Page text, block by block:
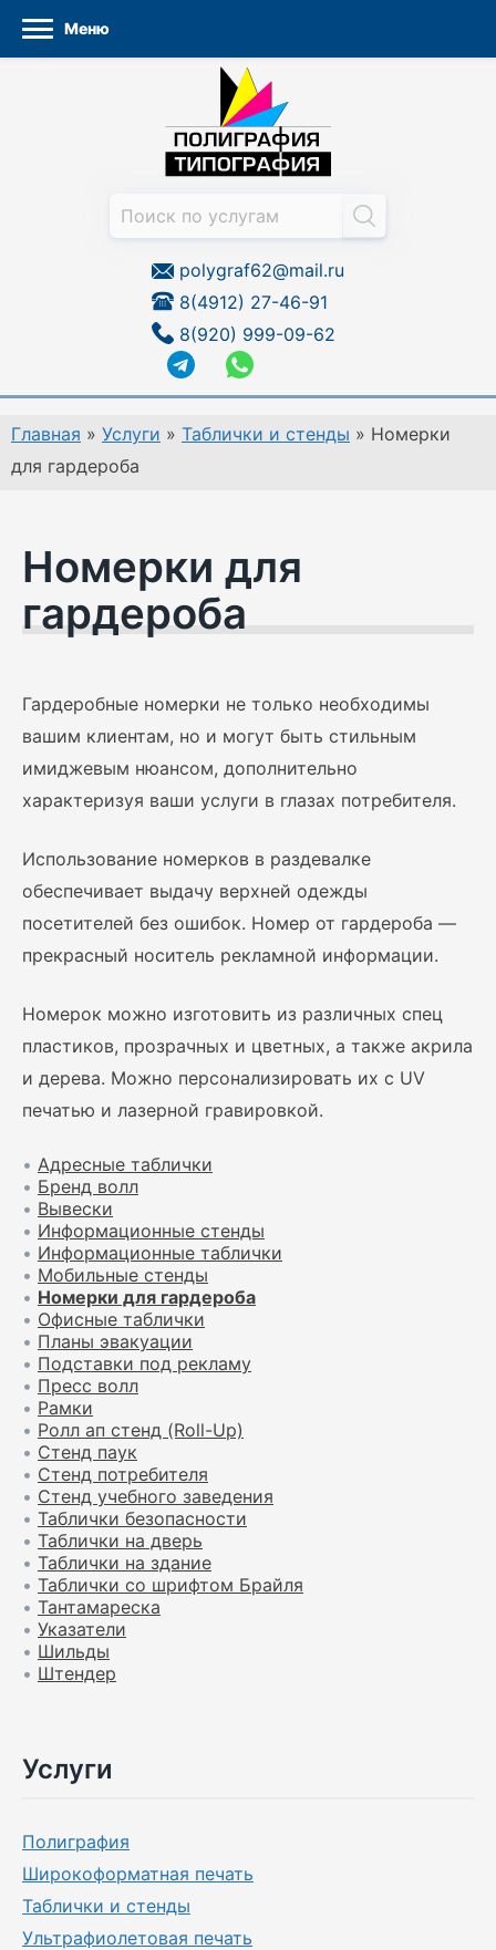
polygraf62@mail.ru
8(4912) 27-46-91
8(920) 999-09-62
Меню
Главная » Услуги » Таблички и стенды » Номерки
для гардероба
Номерки для
гардероба
Гардеробные номерки не только необходимы
вашим клиентам, но и могут быть стильным
имиджевым нюансом, дополнительно
характеризуя ваши услуги в глазах потребителя.
Использование номерков в раздевалке
обеспечивает выдачу верхней одежды
посетителей без ошибок. Номер от гардероба —
прекрасный носитель рекламной информации.
Номерок можно изготовить из различных спец
пластиков, прозрачных и цветных, а также акрила
и дерева. Можно персонализировать их с UV
печатью и лазерной гравировкой.
• Адресные таблички
• Бренд волл
• Вывески
• Информационные стенды
• Информационные таблички
• Мобильные стенды
• Номерки для гардероба
• Офисные таблички
• Планы эвакуации
• Подставки под рекламу
• Пресс волл
• Рамки
• Ролл ап стенд (Roll-Up)
• Стенд паук
• Стенд потребителя
• Стенд учебного заведения
• Таблички безопасности
• Таблички на дверь
• Таблички на здание
• Таблички со шрифтом Брайля
• Тантамареска
• Указатели
• Шильды
• Штендер
Услуги
Полиграфия
Широкоформатная печать
Таблички и стенды
Ультрафиолетовая печать